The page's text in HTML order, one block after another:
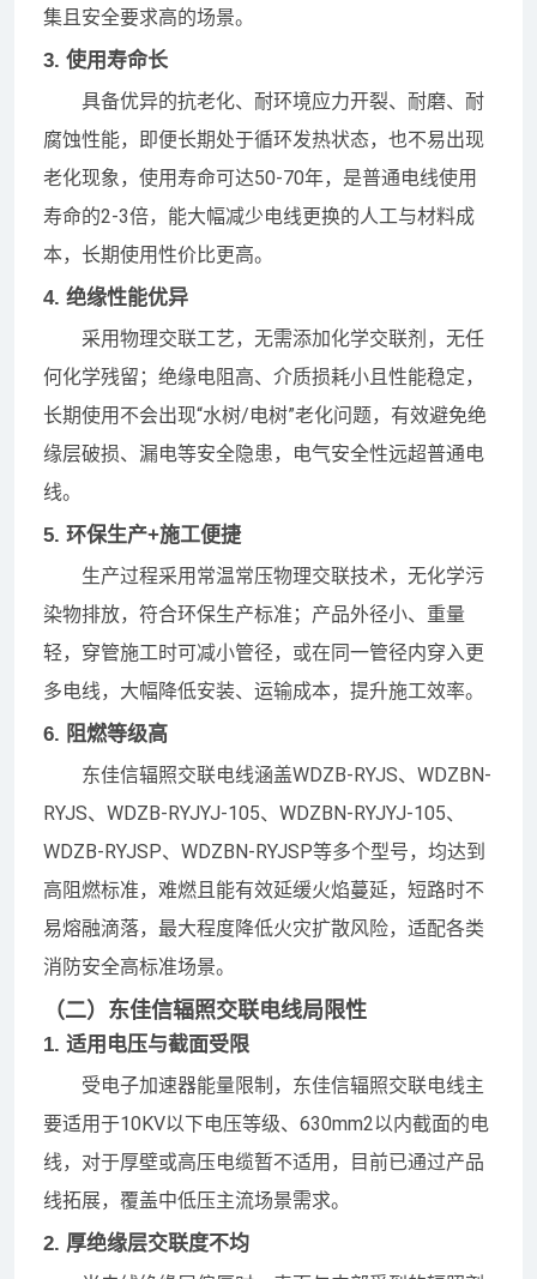
集且安全要求高的场景。
3. 使用寿命长
具备优异的抗老化、耐环境应力开裂、耐磨、耐
腐蚀性能，即便长期处于循环发热状态，也不易出现
老化现象，使用寿命可达50-70年，是普通电线使用
寿命的2-3倍，能大幅减少电线更换的人工与材料成
本，长期使用性价比更高。
4. 绝缘性能优异
采用物理交联工艺，无需添加化学交联剂，无任
何化学残留；绝缘电阻高、介质损耗小且性能稳定，
长期使用不会出现“水树/电树”老化问题，有效避免绝
缘层破损、漏电等安全隐患，电气安全性远超普通电
线。
5. 环保生产+施工便捷
生产过程采用常温常压物理交联技术，无化学污
染物排放，符合环保生产标准；产品外径小、重量
轻，穿管施工时可减小管径，或在同一管径内穿入更
多电线，大幅降低安装、运输成本，提升施工效率。
6. 阻燃等级高
东佳信辐照交联电线涵盖WDZB-RYJS、WDZBN-
RYJS、WDZB-RYJYJ-105、WDZBN-RYJYJ-105、
WDZB-RYJSP、WDZBN-RYJSP等多个型号，均达到
高阻燃标准，难燃且能有效延缓火焰蔓延，短路时不
易熔融滴落，最大程度降低火灾扩散风险，适配各类
消防安全高标准场景。
（二）东佳信辐照交联电线局限性
1. 适用电压与截面受限
受电子加速器能量限制，东佳信辐照交联电线主
要适用于10KV以下电压等级、630mm2以内截面的电
线，对于厚壁或高压电缆暂不适用，目前已通过产品
线拓展，覆盖中低压主流场景需求。
2. 厚绝缘层交联度不均